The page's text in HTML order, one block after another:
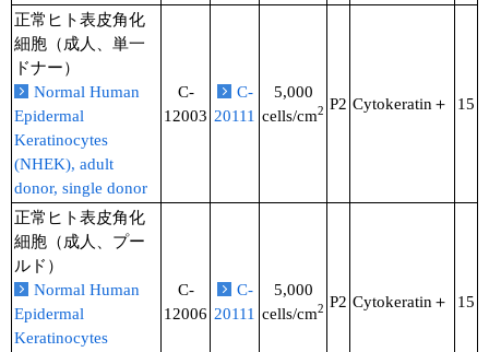
正常ヒト表皮角化
細胞（成人、単一
ドナー）
Normal Human
Epidermal
Keratinocytes
(NHEK), adult
donor, single donor
C-
12003
C-
20111
5,000
cells/cm2 P2 Cytokeratin＋ 15
正常ヒト表皮角化
細胞（成人、プー
ルド）
Normal Human
Epidermal
Keratinocytes
C-
12006
C-
20111
5,000
cells/cm2 P2 Cytokeratin＋ 15